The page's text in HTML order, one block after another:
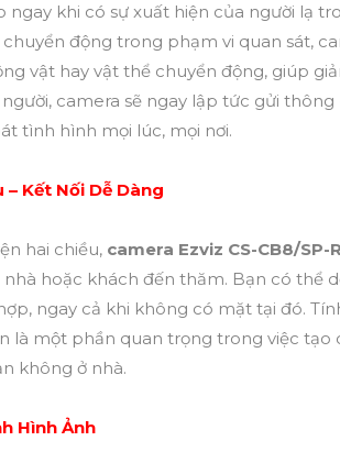
ngay khi có sự xuất hiện của người lạ
động trong phạm vi quan sát,
vật hay vật thể chuyển động, giúp
camera sẽ ngay lập tức gửi
tình hình mọi lúc, mọi nơi.
– Kết Nối Dễ Dàng
hai chiều, camera Ezviz CS-CB8/SP-
hoặc khách đến thăm. Bạn có thể
ngay cả khi không có mặt tại đó.
là một phần quan trọng trong việc tạo
không ở nhà.
Hình Ảnh